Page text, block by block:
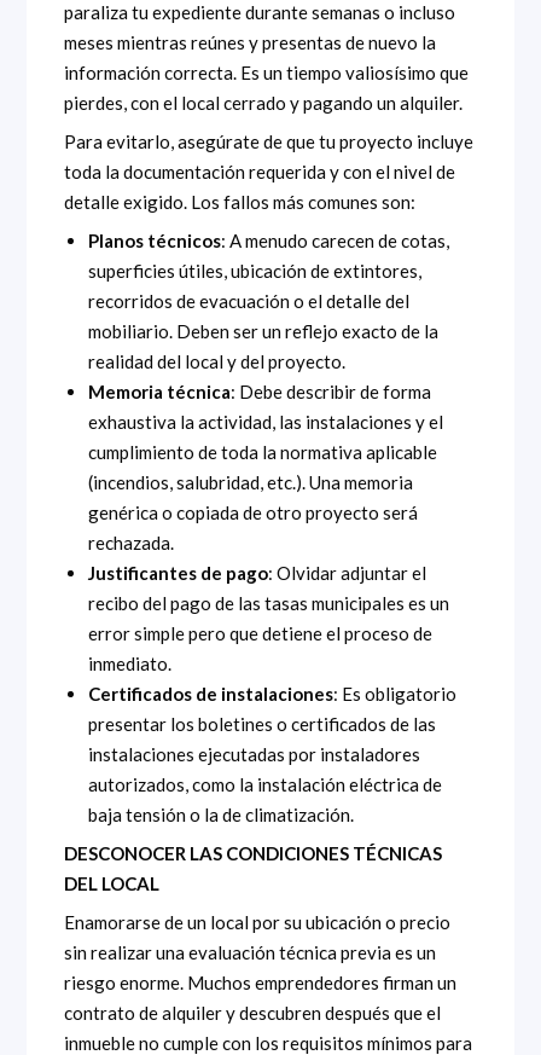
paraliza tu expediente durante semanas o incluso
meses mientras reúnes y presentas de nuevo la
información correcta. Es un tiempo valiosísimo que
pierdes, con el local cerrado y pagando un alquiler.
Para evitarlo, asegúrate de que tu proyecto incluye
toda la documentación requerida y con el nivel de
detalle exigido. Los fallos más comunes son:
Planos técnicos: A menudo carecen de cotas,
superficies útiles, ubicación de extintores,
recorridos de evacuación o el detalle del
mobiliario. Deben ser un reflejo exacto de la
realidad del local y del proyecto.
Memoria técnica: Debe describir de forma
exhaustiva la actividad, las instalaciones y el
cumplimiento de toda la normativa aplicable
(incendios, salubridad, etc.). Una memoria
genérica o copiada de otro proyecto será
rechazada.
Justificantes de pago: Olvidar adjuntar el
recibo del pago de las tasas municipales es un
error simple pero que detiene el proceso de
inmediato.
Certificados de instalaciones: Es obligatorio
presentar los boletines o certificados de las
instalaciones ejecutadas por instaladores
autorizados, como la instalación eléctrica de
baja tensión o la de climatización.
DESCONOCER LAS CONDICIONES TÉCNICAS
DEL LOCAL
Enamorarse de un local por su ubicación o precio
sin realizar una evaluación técnica previa es un
riesgo enorme. Muchos emprendedores firman un
contrato de alquiler y descubren después que el
inmueble no cumple con los requisitos mínimos para